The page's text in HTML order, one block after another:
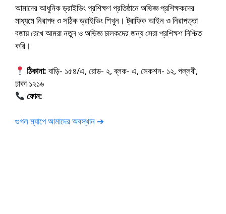
আমাদের আধুনিক ড্রাইভিং প্রশিক্ষণ প্রতিষ্ঠানে অভিজ্ঞ প্রশিক্ষকদের
মাধ্যমে নিরাপদ ও সঠিক ড্রাইভিং শিখুন। ট্রাফিক আইন ও নিরাপত্তা
বজায় রেখে আমরা নতুন ও অভিজ্ঞ চালকদের জন্য সেরা প্রশিক্ষণ নিশ্চিত
করি।
ঠিকানা: বাড়ি- ১৫৪/এ, রোড- ২, ব্লক- এ, সেকশন- ১২, পল্লবী,
ঢাকা ১২১৬
ফোন:
গুগল ম্যাপে আমাদের অবস্থান ➔